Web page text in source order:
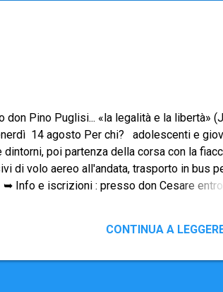
Pino Puglisi... «la legalità e la libertà»
14 agosto Per chi? adolescenti e
poi partenza della corsa con la
di volo aereo all'andata, trasporto in bus
Info e iscrizioni : presso don Cesare entro
CONTINUA A